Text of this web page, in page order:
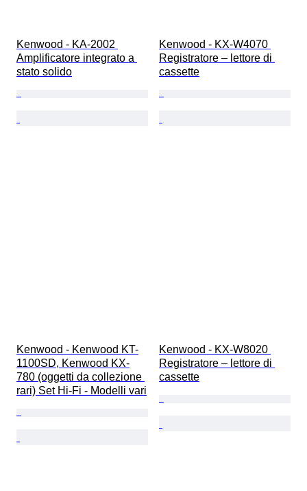
Kenwood - KA-2002
Amplificatore integrato a
stato solido
Kenwood - KX-W4070
Registratore – lettore di
cassette
Kenwood - Kenwood KT-
1100SD, Kenwood KX-
780 (oggetti da collezione
rari) Set Hi-Fi - Modelli vari
Kenwood - KX-W8020
Registratore – lettore di
cassette